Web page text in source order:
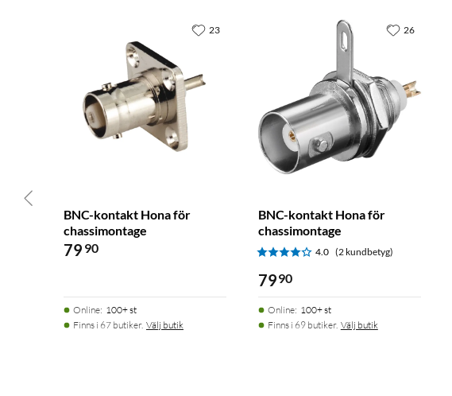
BNC-kontakt Hona för
chassimontage
79 90
Online: 100+ st
Finns i 67 butiker. Välj butik
23
BNC-kontakt Hona för
chassimontage
4.0 (2 kundbetyg)
7990
Online: 100+ st
Finns i 69 butiker. Välj butik
26